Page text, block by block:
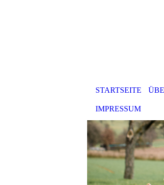
STARTSEITE
IMPRESSUM